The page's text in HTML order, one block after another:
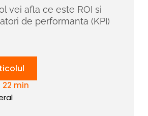
vei afla ce este ROI si
de performanta (KPI)
22 min